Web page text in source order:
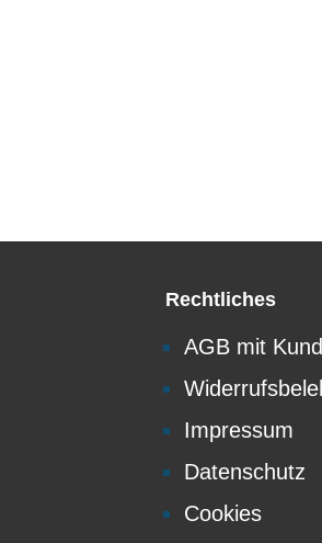
Rechtliches
AGB mit
Impressum
Datenschutz
Cookies